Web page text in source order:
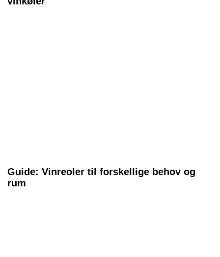
Guide: Vinreoler til forskellige behov og
rum